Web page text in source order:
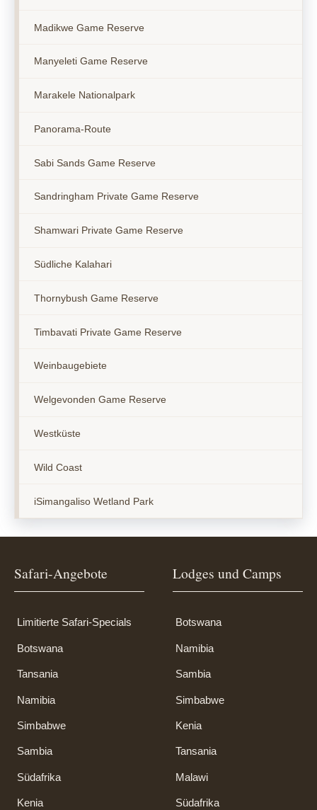
Madikwe Game Reserve
Manyeleti Game Reserve
Marakele Nationalpark
Panorama-Route
Sabi Sands Game Reserve
Sandringham Private Game Reserve
Shamwari Private Game Reserve
Südliche Kalahari
Thornybush Game Reserve
Timbavati Private Game Reserve
Weinbaugebiete
Welgevonden Game Reserve
Westküste
Wild Coast
iSimangaliso Wetland Park
Safari-Angebote
Limitierte Safari-Specials
Botswana
Tansania
Namibia
Simbabwe
Sambia
Südafrika
Kenia
Lodges und Camps
Botswana
Namibia
Sambia
Simbabwe
Kenia
Tansania
Malawi
Südafrika